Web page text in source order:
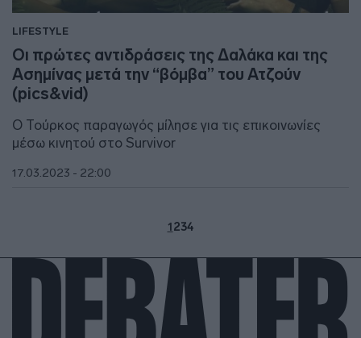
LIFESTYLE
Οι πρώτες αντιδράσεις της Δαλάκα και της
Ασημίνας μετά την “βόμβα” του Ατζούν
(pics&vid)
Ο Τούρκος παραγωγός μίλησε για τις επικοινωνίες
μέσω κινητού στο Survivor
17.03.2023 - 22:00
1234